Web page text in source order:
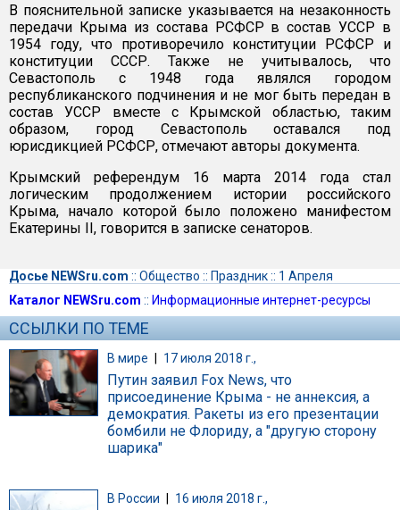
В пояснительной записке указывается на незаконность
передачи Крыма из состава РСФСР в состав УССР в
1954 году, что противоречило конституции РСФСР и
конституции СССР. Также не учитывалось, что
Севастополь с 1948 года являлся городом
республиканского подчинения и не мог быть передан в
состав УССР вместе с Крымской областью, таким
образом, город Севастополь оставался под
юрисдикцией РСФСР, отмечают авторы документа.
Крымский референдум 16 марта 2014 года стал
логическим продолжением истории российского
Крыма, начало которой было положено манифестом
Екатерины II, говорится в записке сенаторов.
Досье NEWSru.com :: Общество :: Праздник:: 1 Апреля
Каталог NEWSru.com :: Информационные интернет-ресурсы
ССЫЛКИ ПО ТЕМЕ
В мире | 17 июля 2018 г.,
Путин заявил Fox News, что
присоединение Крыма - не аннексия, а
демократия. Ракеты из его презентации
бомбили не Флориду, а "другую сторону
шарика"
В России 16 июля 2018 г.,